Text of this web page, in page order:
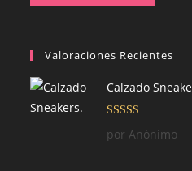
Valoraciones Recientes
Calzado
Valorado con
5
por Anónimo